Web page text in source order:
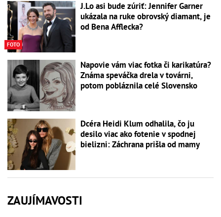
FOTO
J.Lo asi bude zúriť: Jennifer Garner
ukázala na ruke obrovský diamant, je
od Bena Afflecka?
Napovie vám viac fotka či karikatúra?
Známa speváčka drela v továrni,
potom pobláznila celé Slovensko
Dcéra Heidi Klum odhalila, čo ju
desilo viac ako fotenie v spodnej
bielizni: Záchrana prišla od mamy
ZAUJÍMAVOSTI